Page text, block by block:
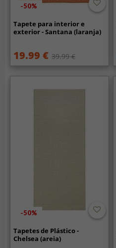
-50%
Tapete para interior e
exterior - Santana (laranja)
19.99 € 39.99 €
-50%
Tapetes de Plástico -
Chelsea (areia)